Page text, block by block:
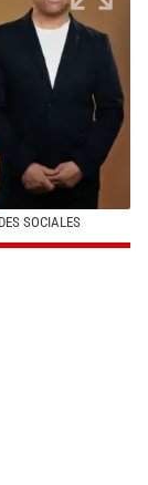
SOCIALES